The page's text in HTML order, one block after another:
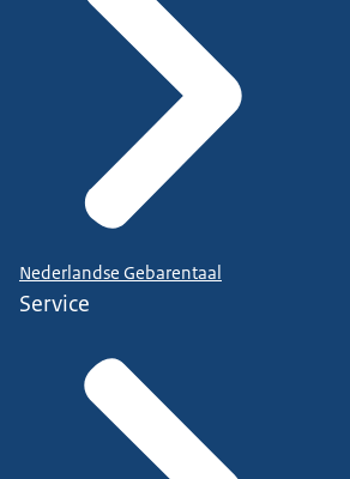
Nederlandse Gebarentaal
Service